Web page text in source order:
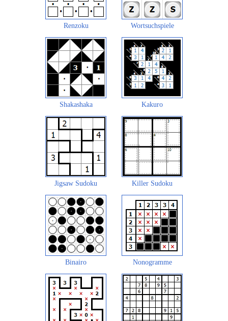
Renzoku Wortsuchspiele
Shakashaka Kakuro
Jigsaw Sudoku Killer Sudoku
Binairo Nonogramme